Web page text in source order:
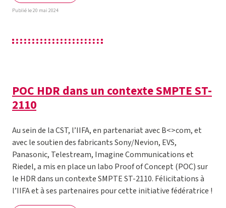
Publié le 20 mai 2024
POC HDR dans un contexte SMPTE ST-
2110
Au sein de la CST, l’IIFA, en partenariat avec B<>com, et
avec le soutien des fabricants Sony/Nevion, EVS,
Panasonic, Telestream, Imagine Communications et
Riedel, a mis en place un labo Proof of Concept (POC) sur
le HDR dans un contexte SMPTE ST-2110. Félicitations à
l’IIFA et à ses partenaires pour cette initiative fédératrice !